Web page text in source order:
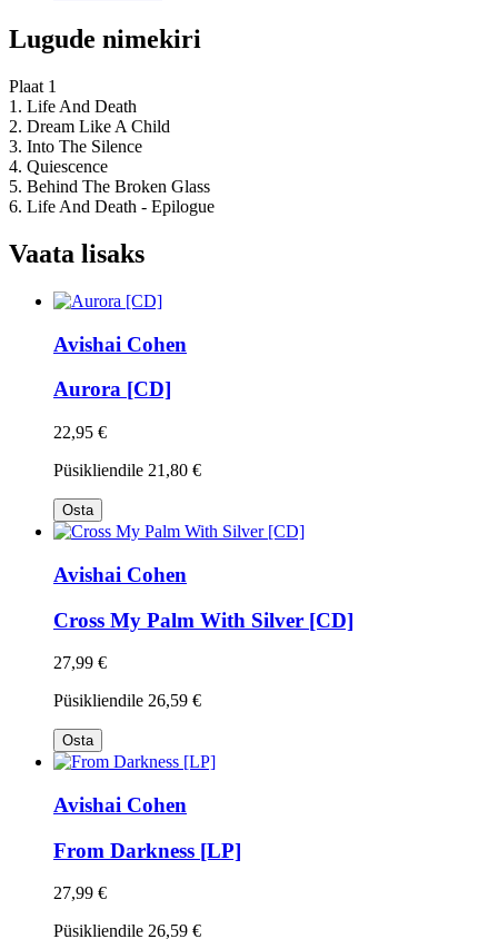
Lugude nimekiri
Plaat 1
1. Life And Death
2. Dream Like A Child
3. Into The Silence
4. Quiescence
5. Behind The Broken Glass
6. Life And Death - Epilogue
Vaata lisaks
Avishai Cohen
Aurora [CD]
22,95 €
Püsikliendile 21,80 €
Osta
Avishai Cohen
Cross My Palm With Silver [CD]
27,99 €
Püsikliendile 26,59 €
Osta
Avishai Cohen
From Darkness [LP]
27,99 €
Püsikliendile 26,59 €